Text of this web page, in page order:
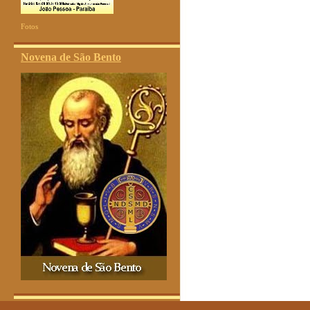
Fotos
Novena de São Bento